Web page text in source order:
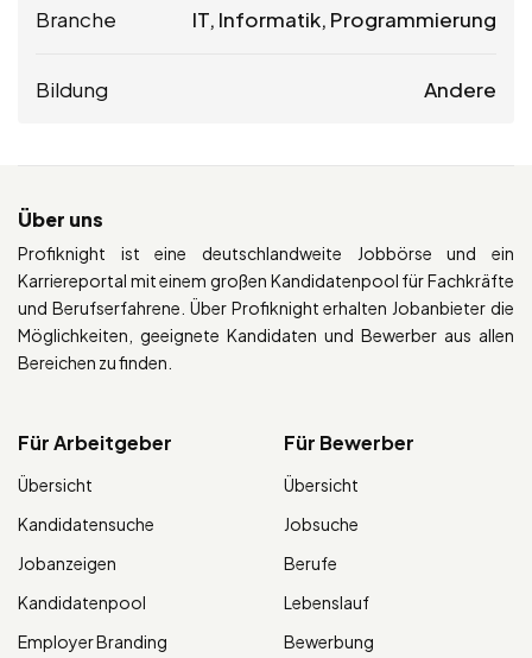
Branche IT, Informatik, Programmierung
Bildung Andere
Über uns
Profiknight ist eine deutschlandweite Jobbörse und ein
Karriereportal mit einem großen Kandidatenpool für Fachkräfte
und Berufserfahrene. Über Profiknight erhalten Jobanbieter die
Möglichkeiten, geeignete Kandidaten und Bewerber aus allen
Bereichen zu finden.
Für Arbeitgeber
Übersicht
Kandidatensuche
Jobanzeigen
Kandidatenpool
Employer Branding
Für Bewerber
Übersicht
Jobsuche
Berufe
Lebenslauf
Bewerbung